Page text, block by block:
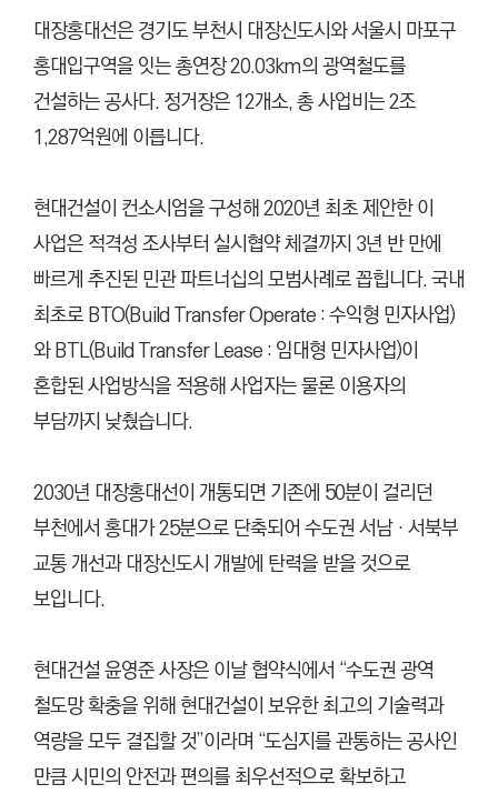
대장홍대선은 경기도 부천시 대장신도시와 서울시 마포구
홍대입구역을 잇는 총연장 20.03km의 광역철도를
건설하는 공사다. 정거장은 12개소, 총 사업비는 2조
1,287억원에 이릅니다.
현대건설이 컨소시엄을 구성해 2020년 최초 제안한 이
사업은 적격성 조사부터 실시협약 체결까지 3년 반 만에
빠르게 추진된 민관 파트너십의 모범사례로 꼽힙니다. 국내
최초로 BTO(Build Transfer Operate : 수익형 민자사업)
와 BTL(Build Transfer Lease : 임대형 민자사업)이
혼합된 사업방식을 적용해 사업자는 물론 이용자의
부담까지 낮췄습니다.
2030년 대장홍대선이 개통되면 기존에 50분이 걸리던
부천에서 홍대가 25분으로 단축되어 수도권 서남‧서북부
교통 개선과 대장신도시 개발에 탄력을 받을 것으로
보입니다.
현대건설 윤영준 사장은 이날 협약식에서 “수도권 광역
철도망 확충을 위해 현대건설이 보유한 최고의 기술력과
역량을 모두 결집할 것”이라며 “도심지를 관통하는 공사인
만큼 시민의 안전과 편의를 최우선적으로 확보하고